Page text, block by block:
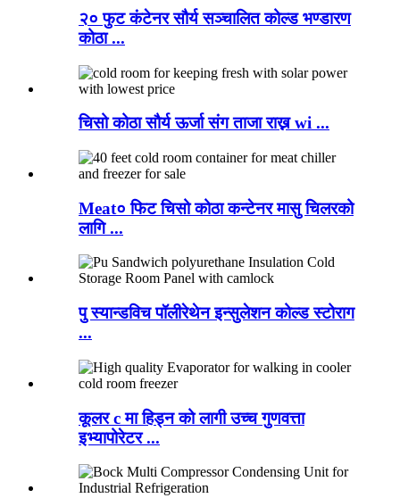
२० फुट कंटेनर सौर्य सञ्चालित कोल्ड भण्डारण
कोठा ...
चिसो कोठा सौर्य ऊर्जा संग ताजा राख्न wi ...
Meat० फिट चिसो कोठा कन्टेनर मासु चिलरको
लागि ...
पु स्यान्डविच पॉलीरेथेन इन्सुलेशन कोल्ड स्टोराग
...
कूलर c मा हिड्न को लागी उच्च गुणवत्ता
इभ्यापोरेटर ...